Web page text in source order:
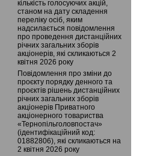
кількість голосуючих акцій,
станом на дату складення
переліку осіб, яким
надсилається повідомлення
про проведення дистанційних
річних загальних зборів
акціонерів, які скликаються 2
квітня 2026 року
Повідомлення про зміни до
проєкту порядку денного та
проєктів рішень дистанційних
річних загальних зборів
акціонерів Приватного
акціонерного товариства
«Тернопільголовпостач»
(ідентифікаційний код:
01882806), які скликаються на
2 квітня 2026 року